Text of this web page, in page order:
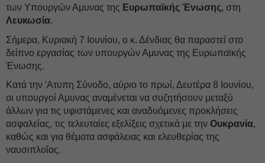
των Υπουργών Αμυνας της Ευρωπαϊκής Ένωσης, στη
Λευκωσία.
Σήμερα, Κυριακή 7 Ιουνίου, ο κ. Δένδιας θα παραστεί στο
δείπνο εργασίας των υπουργών Αμυνας της Ευρωπαϊκής
Ένωσης.
Κατά την 'Ατυπη Σύνοδο, αύριο το πρωί, Δευτέρα 8 Ιουνίου,
οι υπουργοί Αμυνας αναμένεται να συζητήσουν μεταξύ
άλλων για τις υφιστάμενες και αναδυόμενες προκλήσεις
ασφαλείας, τις τελευταίες εξελίξεις σχετικά με την Ουκρανία,
καθώς και για θέματα ασφάλειας και ελευθερίας της
ναυσιπλοΐας.